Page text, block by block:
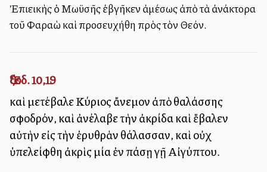
Ἐπιεικὴς ὁ Μωϋσῆς ἐβγῆκεν ἀμέσως ἀπὸ τὰ ἀνάκτορα
τοῦ Φαραὼ καὶ προσευχήθη πρὸς τὸν Θεόν.
Ἔξοδ. 10,19
καὶ μετέβαλε Κύριος ἄνεμον ἀπὸ θαλάσσης
σφοδρόν, καὶ ἀνέλαβε τὴν ἀκρίδα καὶ ἔβαλεν
αὐτὴν εἰς τὴν ἐρυθρὰν θάλασσαν, καὶ οὐχ
ὑπελείφθη ἀκρὶς μία ἐν πάσῃ γῇ Αἰγύπτου.